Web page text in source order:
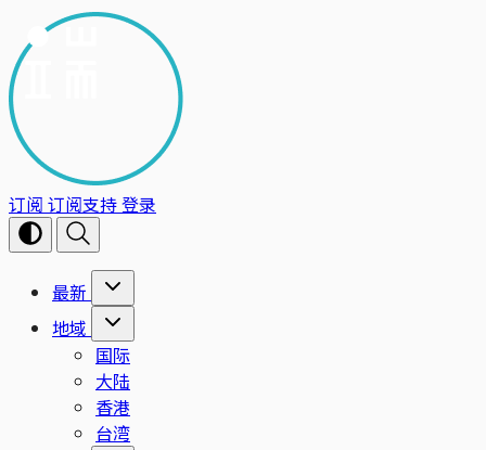
订阅 订阅支持登录
最新
地域
国际
大陆
香港
台湾